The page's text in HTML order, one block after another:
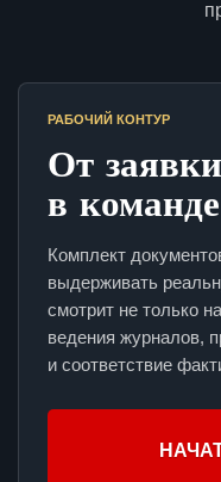
РАБОЧИЙ КОНТУР
От
в команде
Комплект
выдерживать
смотрит не только
ведения журналов,
и соответствие